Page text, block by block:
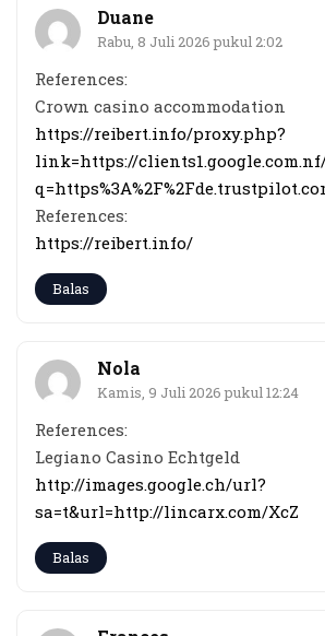
Duane
Rabu, 8 Juli 2026 pukul 2:02
References:
Crown casino accommodation
https://reibert.info/proxy.php?
link=https://
References:
https://reibert.info/
Balas
Nola
Kamis, 9 Juli 2026 pukul 12:24
References:
Legiano Casino Echtgeld
http://images.google.ch/url?
sa=t&url=http://lincarx.com/XcZ
Balas